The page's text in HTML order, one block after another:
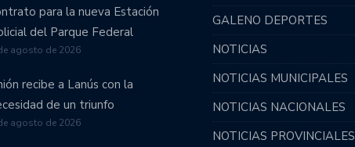
por Santiago del Estero.
visitante y complicó su permanencia en primera
para la nueva Estación
del Parque Federal
agosto de 2026
recibe a Lanús con la
de un triunfo
agosto de 2026
GALENO DEPORTES
NOTICIAS
NOTICIAS MUNICIPALES
NOTICIAS NACIONALES
NOTICIAS PROVINCIALES